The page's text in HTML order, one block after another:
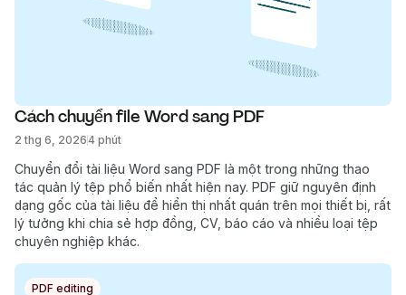
Cách chuyển file Word sang PDF
2 thg 6, 20264 phút
Chuyển đổi tài liệu Word sang PDF là một trong những thao
tác quản lý tệp phổ biến nhất hiện nay. PDF giữ nguyên định
dạng gốc của tài liệu để hiển thị nhất quán trên mọi thiết bị, rất
lý tưởng khi chia sẻ hợp đồng, CV, báo cáo và nhiều loại tệp
chuyên nghiệp khác.
PDF editing